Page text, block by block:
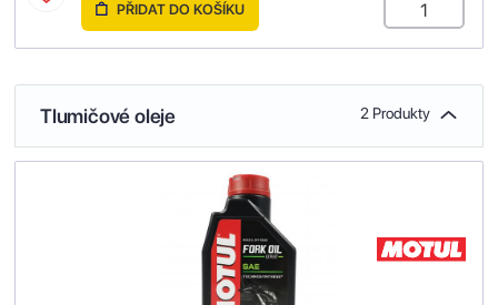
PŘIDAT DO KOŠÍKU
Tlumičové oleje 2 Produkty